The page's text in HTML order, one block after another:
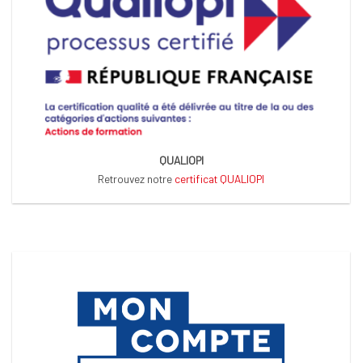
QUALIOPI
Retrouvez notre certificat QUALIOPI